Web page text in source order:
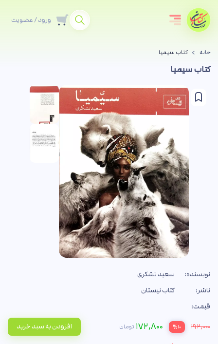
ورود / عضویت
خانه کتاب سیمیا
کتاب سیمیا
نویسنده:
سعید تشکری
ناشر:
کتاب نیستان
قیمت:
۱۹۲,۰۰۰ %۱۰ ۱۷۲,۸۰۰ تومان افزودن به سبد خرید